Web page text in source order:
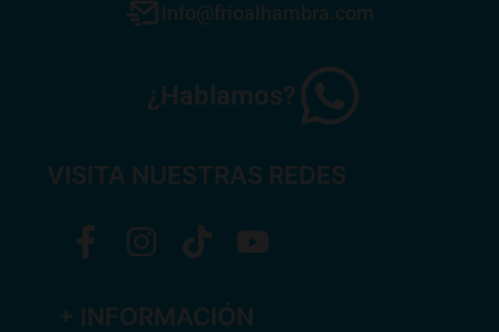
info@frioalhambra.com
¿Hablamos?
VISITA NUESTRAS REDES
+ INFORMACIÓN